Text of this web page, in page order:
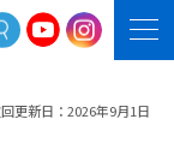
新日：2026年9月1日